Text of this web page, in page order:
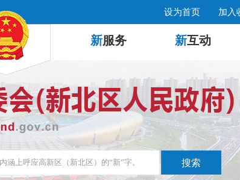
设为首页 加入
新服务 新互动